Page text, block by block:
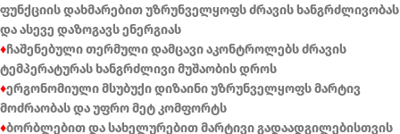
ფუნქციის დახმარებით უზრუნველყოფს ძრავის ხანგრძლივობას
და ასევე დაზოგავს ენერგიას
♦ჩაშენებული თერმული დამცავი აკონტროლებს ძრავის
ტემპერატურას ხანგრძლივი მუშაობის დროს
♦ერგონომიული მსუბუქი დიზაინი უზრუნველყოფს მარტივ
მოძრაობას და უფრო მეტ კომფორტს
♦ბორბლებით და სახელურებით მარტივი გადაადგილებისთვის